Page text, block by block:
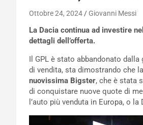
Ottobre 24, 2024 Giovanni Messi
La Dacia continua ad investire
dettagli dell’offerta.
Il GPL è stato abbandonato
di vendita, sta dimostrando che
nuovissima Bigster, che è stata
di conquistare nuove quote di
l’auto più venduta in Europa, o